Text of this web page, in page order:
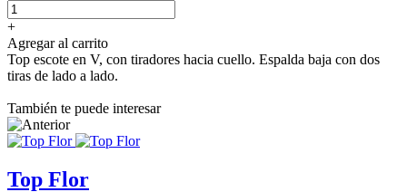
+
Agregar al carrito
Top escote en V, con tiradores hacia cuello. Espalda baja con dos
tiras de lado a lado.
También te puede interesar
Top Flor